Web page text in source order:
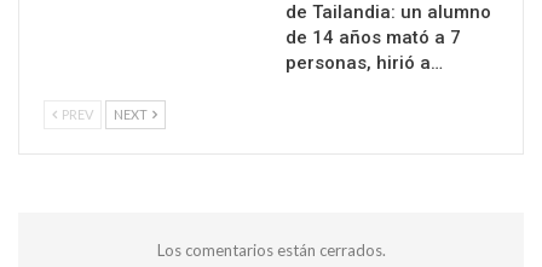
de Tailandia: un alumno
de 14 años mató a 7
personas, hirió a…
PREV NEXT
Los comentarios están cerrados.